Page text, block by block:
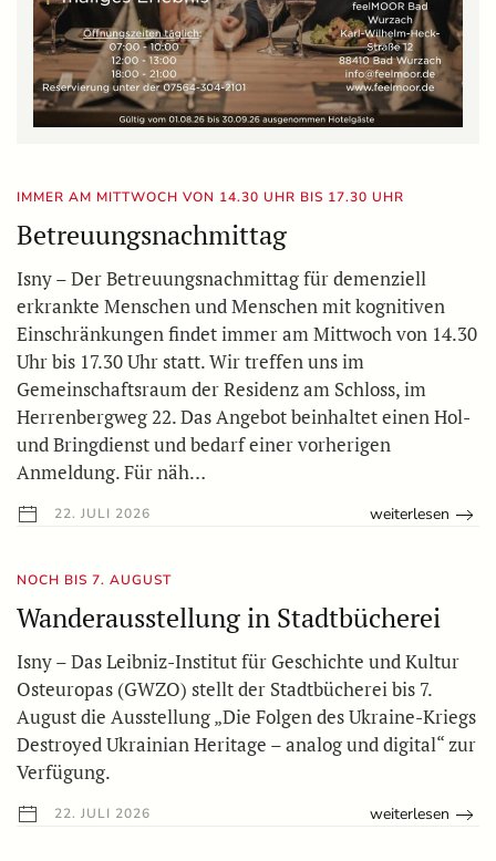
IMMER AM MITTWOCH VON 14.30 UHR BIS 17.30 UHR
Betreuungsnachmittag
Isny – Der Betreuungsnachmittag für demenziell
erkrankte Menschen und Menschen mit kognitiven
Einschränkungen findet immer am Mittwoch von 14.30
Uhr bis 17.30 Uhr statt. Wir treffen uns im
Gemeinschaftsraum der Residenz am Schloss, im
Herrenbergweg 22. Das Angebot beinhaltet einen Hol-
und Bringdienst und bedarf einer vorherigen
Anmeldung. Für näh…
22. JULI 2026 weiterlesen
NOCH BIS 7. AUGUST
Wanderausstellung in Stadtbücherei
Isny – Das Leibniz-Institut für Geschichte und Kultur
Osteuropas (GWZO) stellt der Stadtbücherei bis 7.
August die Ausstellung „Die Folgen des Ukraine-Kriegs
Destroyed Ukrainian Heritage – analog und digital“ zur
Verfügung.
22. JULI 2026 weiterlesen